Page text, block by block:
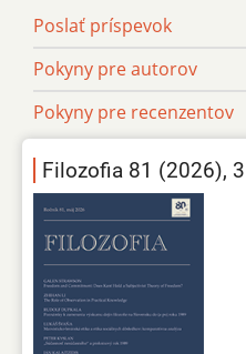
Poslať príspevok
Pokyny pre autorov
Pokyny pre recenzentov
Filozofia 81 (2026), 3